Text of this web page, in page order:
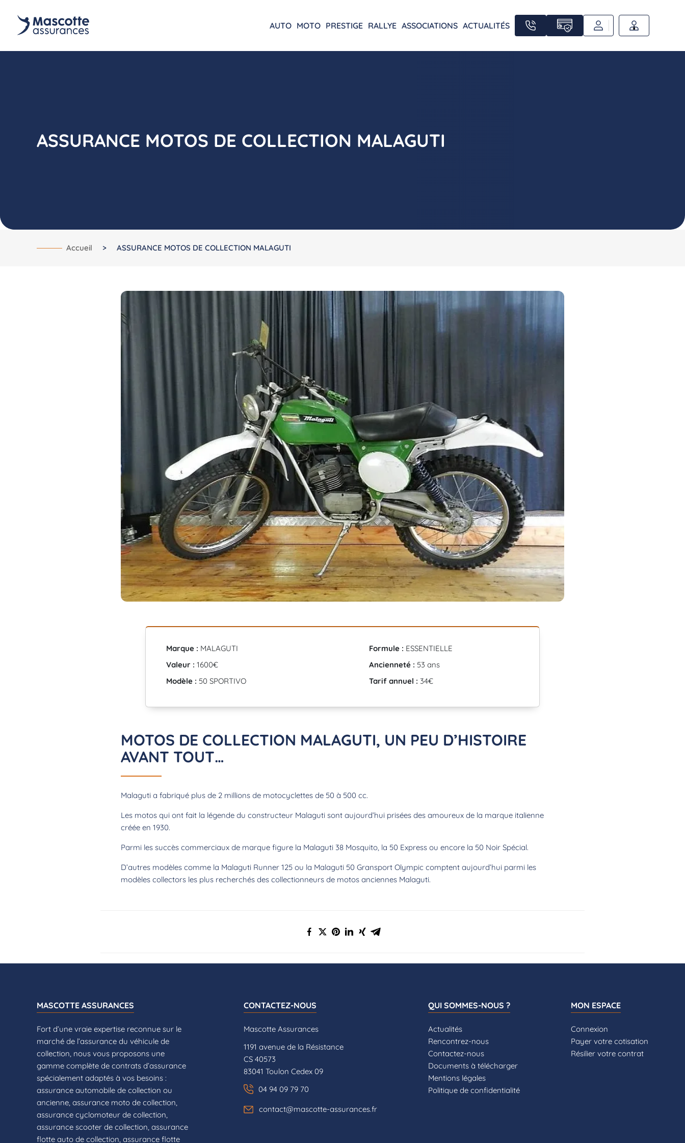
AUTO MOTO PRESTIGE RALLYE ASSOCIATIONS ACTUALITÉS
ASSURANCE MOTOS DE COLLECTION MALAGUTI
Accueil > ASSURANCE MOTOS DE COLLECTION MALAGUTI
Marque : MALAGUTI
Valeur : 1600€
Modèle : 50 SPORTIVO
Formule : ESSENTIELLE
Ancienneté : 53 ans
Tarif annuel : 34€
MOTOS DE COLLECTION MALAGUTI, UN PEU D’HISTOIRE
AVANT TOUT…
Malaguti a fabriqué plus de 2 millions de motocyclettes de 50 à 500 cc.
Les motos qui ont fait la légende du constructeur Malaguti sont aujourd’hui prisées des amoureux de la marque italienne
créée en 1930.
Parmi les succès commerciaux de marque figure la Malaguti 38 Mosquito, la 50 Express ou encore la 50 Noir Spécial.
D’autres modèles comme la Malaguti Runner 125 ou la Malaguti 50 Gransport Olympic comptent aujourd’hui parmi les
modèles collectors les plus recherchés des collectionneurs de motos anciennes Malaguti.
MASCOTTE ASSURANCES
Fort d’une vraie expertise reconnue sur le
marché de l’assurance du véhicule de
collection, nous vous proposons une
gamme complète de contrats d’assurance
spécialement adaptés à vos besoins :
assurance automobile de collection ou
ancienne, assurance moto de collection,
assurance cyclomoteur de collection,
assurance scooter de collection, assurance
flotte auto de collection, assurance flotte
CONTACTEZ-NOUS
Mascotte Assurances
1191 avenue de la Résistance
CS 40573
83041 Toulon Cedex 09
04 94 09 79 70
contact@mascotte-assurances.fr
QUI SOMMES-NOUS ?
Actualités
Rencontrez-nous
Contactez-nous
Documents à télécharger
Mentions légales
Politique de confidentialité
MON ESPACE
Connexion
Payer votre cotisation
Résilier votre contrat